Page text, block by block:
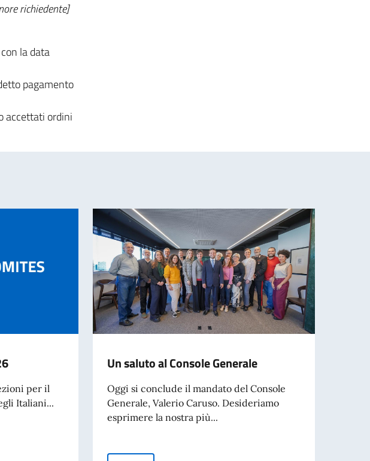
richiedente]
la data
pagamento
accettati ordini
per il
Italiani...
Un saluto al Console Generale
Oggi si conclude il mandato del Console
Generale, Valerio Caruso. Desideriamo
esprimere la nostra più...